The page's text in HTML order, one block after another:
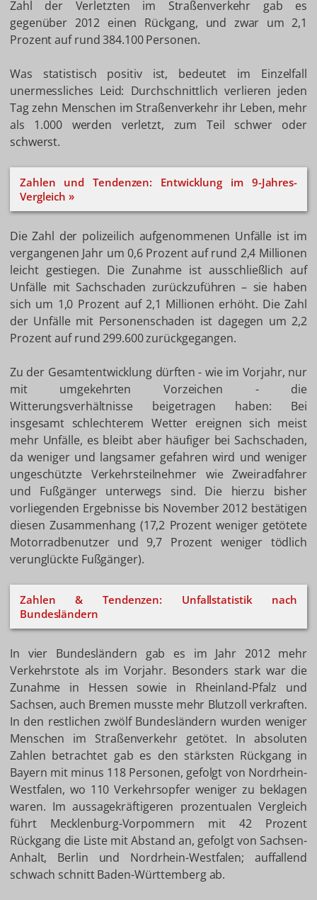
Zahl der Verletzten im Straßenverkehr gab es
gegenüber 2012 einen Rückgang, und zwar um 2,1
Prozent auf rund 384.100 Personen.
Was statistisch positiv ist, bedeutet im Einzelfall
unermessliches Leid: Durchschnittlich verlieren jeden
Tag zehn Menschen im Straßenverkehr ihr Leben, mehr
als 1.000 werden verletzt, zum Teil schwer oder
schwerst.
Zahlen und Tendenzen: Entwicklung im 9-Jahres-
Vergleich »
Die Zahl der polizeilich aufgenommenen Unfälle ist im
vergangenen Jahr um 0,6 Prozent auf rund 2,4 Millionen
leicht gestiegen. Die Zunahme ist ausschließlich auf
Unfälle mit Sachschaden zurückzuführen – sie haben
sich um 1,0 Prozent auf 2,1 Millionen erhöht. Die Zahl
der Unfälle mit Personenschaden ist dagegen um 2,2
Prozent auf rund 299.600 zurückgegangen.
Zu der Gesamtentwicklung dürften - wie im Vorjahr, nur
mit umgekehrten Vorzeichen - die
Witterungsverhältnisse beigetragen haben: Bei
insgesamt schlechterem Wetter ereignen sich meist
mehr Unfälle, es bleibt aber häufiger bei Sachschaden,
da weniger und langsamer gefahren wird und weniger
ungeschützte Verkehrsteilnehmer wie Zweiradfahrer
und Fußgänger unterwegs sind. Die hierzu bisher
vorliegenden Ergebnisse bis November 2012 bestätigen
diesen Zusammenhang (17,2 Prozent weniger getötete
Motorradbenutzer und 9,7 Prozent weniger tödlich
verunglückte Fußgänger).
Zahlen & Tendenzen: Unfallstatistik nach
Bundesländern
In vier Bundesländern gab es im Jahr 2012 mehr
Verkehrstote als im Vorjahr. Besonders stark war die
Zunahme in Hessen sowie in Rheinland-Pfalz und
Sachsen, auch Bremen musste mehr Blutzoll verkraften.
In den restlichen zwölf Bundesländern wurden weniger
Menschen im Straßenverkehr getötet. In absoluten
Zahlen betrachtet gab es den stärksten Rückgang in
Bayern mit minus 118 Personen, gefolgt von Nordrhein-
Westfalen, wo 110 Verkehrsopfer weniger zu beklagen
waren. Im aussagekräftigeren prozentualen Vergleich
führt Mecklenburg-Vorpommern mit 42 Prozent
Rückgang die Liste mit Abstand an, gefolgt von Sachsen-
Anhalt, Berlin und Nordrhein-Westfalen; auffallend
schwach schnitt Baden-Württemberg ab.